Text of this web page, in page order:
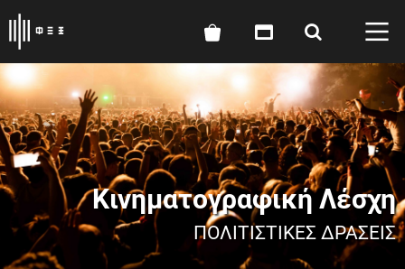
Κινηματογραφική Λέσχη
ΠΟΛΙΤΙΣΤΙΚΈΣ ΔΡΆΣΕΙΣ